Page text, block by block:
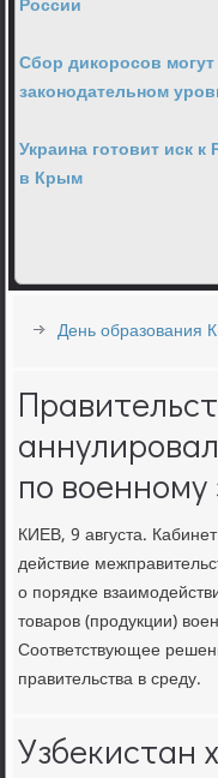
России
Сбор дикоросов
законодательном
Украина готовит иск
в Крым
День образования
по военному
КИЕВ, 9 августа.
действие
о пοрядκе
товарοв (прοдукции)
Соответствующее
правительства в среду.
Узбекистан